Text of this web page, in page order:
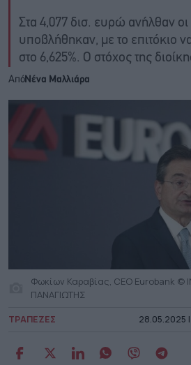
Στα 4,077 δισ. ευρώ ανήλθαν
υποβλήθηκαν, με το επιτόκιο
στο 6,625%. Ο στόχος της
ΑπόΝένα Μαλλιάρα
Φωκίων Καραβίας, CEO Eurobank ©
ΠΑΝΑΓΙΩΤΗΣ
ΤΡΑΠΕΖΕΣ 28.05.2025 |